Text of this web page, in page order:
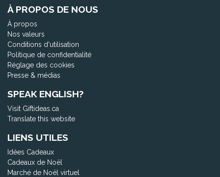
À PROPOS DE NOUS
À propos
Nos valeurs
Conditions d'utilisation
Politique de confidentialité
Réglage des cookies
Presse & médias
SPEAK ENGLISH?
Visit Giftideas.ca
Translate this website
LIENS UTILES
Idées Cadeaux
Cadeaux de Noël
Marché de Noël virtuel